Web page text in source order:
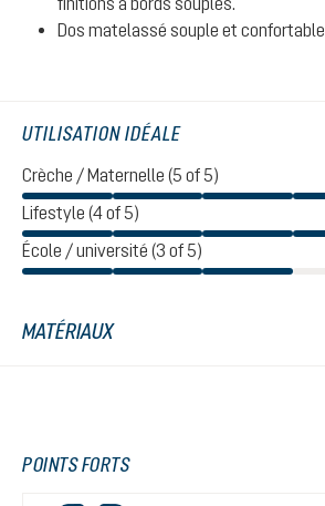
Dos matelassé souple et confortable
UTILISATION IDÉALE
Crèche / Maternelle (5 of 5)
Lifestyle (4 of 5)
École / université (3 of 5)
MATÉRIAUX
POINTS FORTS